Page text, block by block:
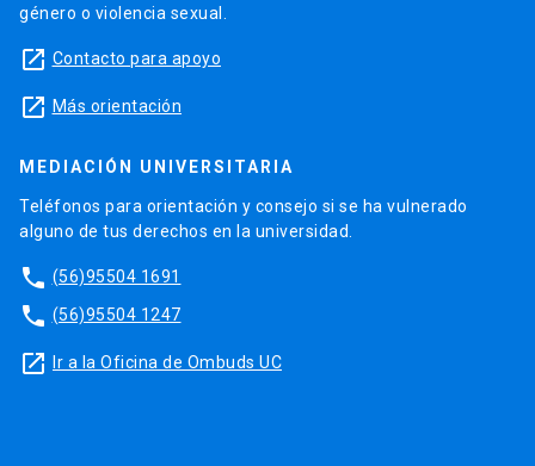
género o violencia sexual.
launch Contacto para apoyo
launch Más orientación
MEDIACIÓN UNIVERSITARIA
Teléfonos para orientación y consejo si se ha vulnerado
alguno de tus derechos en la universidad.
phone (56)95504 1691
phone (56)95504 1247
launch Ir a la Oficina de Ombuds UC